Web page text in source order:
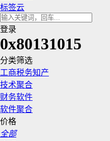
标签云
登录
0x80131015
分类筛选
工商税务知产
技术聚合
财务软件
软件聚合
价格
全部